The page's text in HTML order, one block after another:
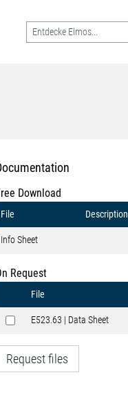
Search
Download
File Description
Info Sheet
Request
File
E523.63 | Data Sheet
Request files